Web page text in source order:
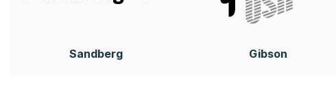
Sandberg Gibson